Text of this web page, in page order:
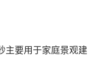
主要用于家庭景观建